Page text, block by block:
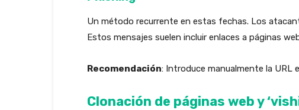
Un método recurrente en estas fechas. Los
Estos mensajes suelen incluir enlaces a páginas
Recomendación: Introduce manualmente la URL
Clonación de páginas web y